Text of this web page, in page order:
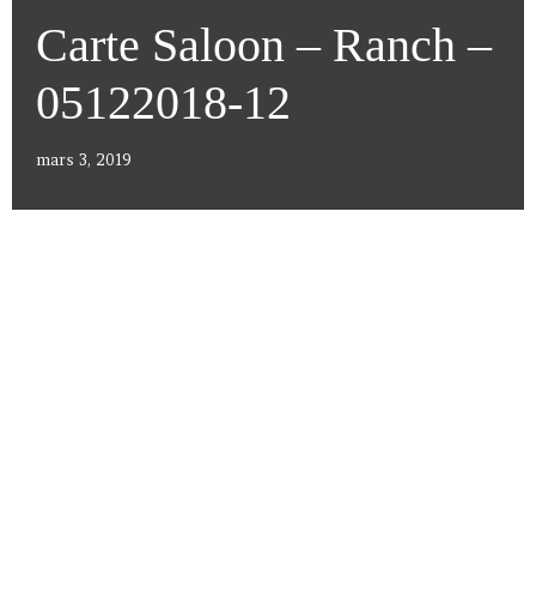
Carte Saloon – Ranch –
05122018-12
mars 3, 2019